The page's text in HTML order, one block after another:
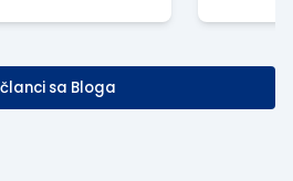
članci sa Bloga